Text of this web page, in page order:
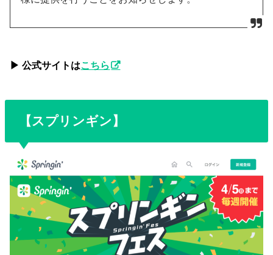
▶︎ 公式サイトはこちら
【スプリンギン】